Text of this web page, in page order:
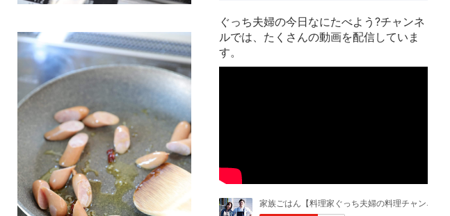
ぐっち夫婦の今日なにたべよう?チャンネ
ルでは、たくさんの動画を配信していま
す。